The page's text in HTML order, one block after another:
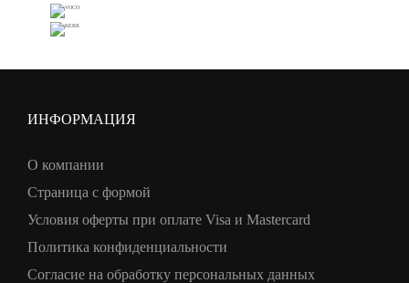
ИНФОРМАЦИЯ
О компании
Страница с формой
Условия оферты при оплате Visa и Mastercard
Политика конфиденциальности
Согласие на обработку персональных данных